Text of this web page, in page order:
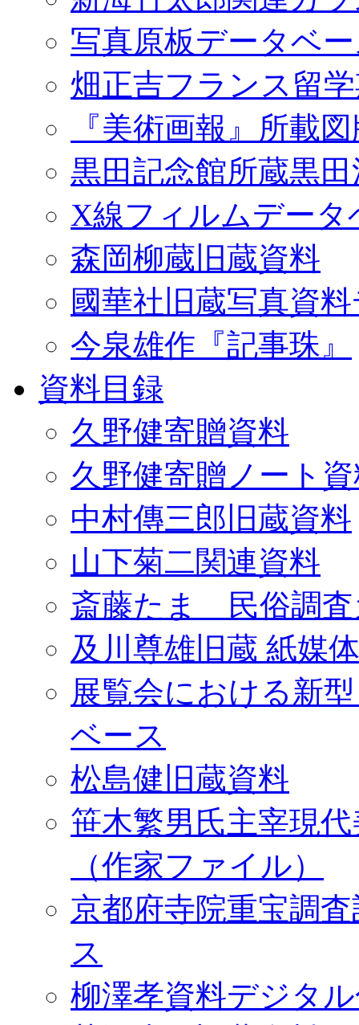
写真原板データベ
畑正吉フランス留
『美術画報』所載
黒田記念館所蔵黒
X線フィルムデータ
森岡柳蔵旧蔵資料
國華社旧蔵写真資
今泉雄作『記事珠』
資料目録
久野健寄贈資料
久野健寄贈ノート
中村傳三郎旧蔵資料
山下菊二関連資料
斎藤たま 民俗調査
及川尊雄旧蔵 紙媒
展覧会における新
ベース
松島健旧蔵資料
笹木繁男氏主宰現
（作家ファイル）
京都府寺院重宝調
ス
柳澤孝資料デジタ